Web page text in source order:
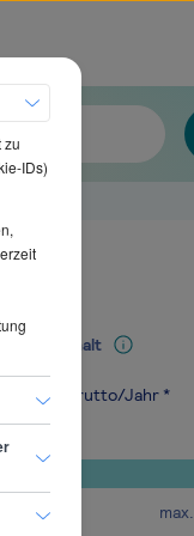
Mediangehalt
€ brutto/Jahr *
max.
zu
IDs)